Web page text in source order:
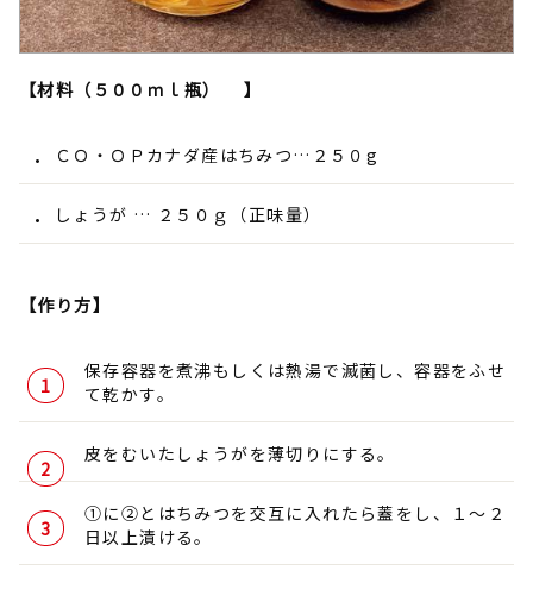
【材料（５００ｍｌ瓶） 】
ＣＯ・ＯＰカナダ産はちみつ…２５０g
しょうが … ２５０ｇ（正味量）
【作り方】
保存容器を煮沸もしくは熱湯で滅菌し、容器をふせ
て乾かす。
皮をむいたしょうがを薄切りにする。
①に②とはちみつを交互に入れたら蓋をし、１～２
日以上漬ける。